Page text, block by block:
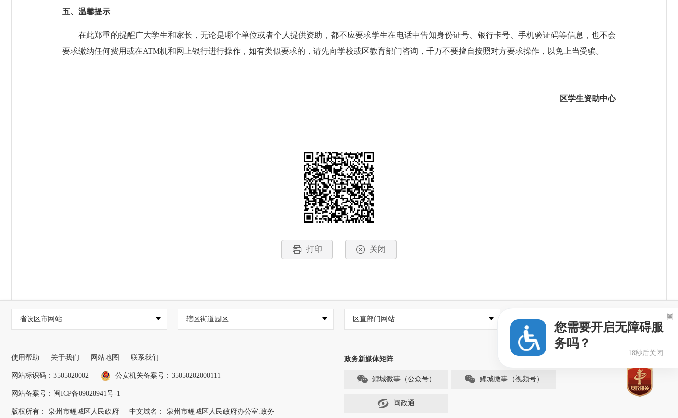
五、温馨提示
在此郑重的提醒广大学生和家长，无论是哪个单位或者个人提供资助，都不应要求学生在电话中告知身份证号、银行卡号、手机验证码等信息，也不会
要求缴纳任何费用或在ATM机和网上银行进行操作，如有类似要求的，请先向学校或区教育部门咨询，千万不要擅自按照对方要求操作，以免上当受骗。
区学生资助中心
打印 关闭
省设区市网站 辖区街道园区 区直部门网站 县市区政府
使用帮助 | 关于我们 | 网站地图 | 联系我们
网站标识码：3505020002 公安机关备案号：35050202000111
网站备案号：闽ICP备09028941号-1
版权所有： 泉州市鲤城区人民政府 中文域名： 泉州市鲤城区人民政府办公室.政务
政务新媒体矩阵
鲤城微事（公众号） 鲤城微事（视频号）
闽政通
您需要开启无障碍服
务吗？
18秒后关闭
